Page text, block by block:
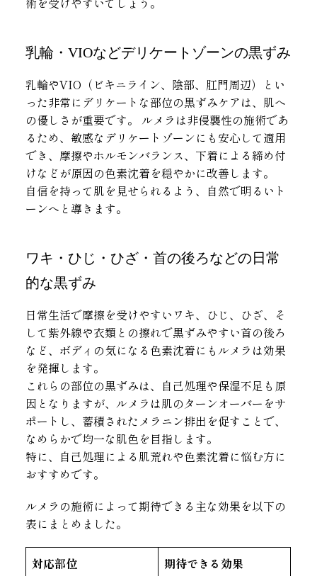
乳輪・VIOなどデリケートゾーンの黒ずみ
乳輪やVIO（ビキニライン、陰部、肛門周辺）とい
った非常にデリケートな部位の黒ずみケアは、肌へ
の優しさが重要です。 ルメラは非侵襲性の施術であ
るため、敏感なデリケートゾーンにも安心して適用
でき、摩擦やホルモンバランス、下着による締め付
けなどが原因の色素沈着を穏やかに改善します。
自信を持って肌を見せられるよう、自然で明るいト
ーンへと導きます。
ワキ・ひじ・ひざ・首の後ろなどの日常
的な黒ずみ
日常生活で摩擦を受けやすいワキ、ひじ、ひざ、そ
して紫外線や衣類との擦れで黒ずみやすい首の後ろ
など、ボディの気になる色素沈着にもルメラは効果
を発揮します。
これらの部位の黒ずみは、自己処理や保湿不足も原
因となりますが、ルメラは肌のターンオーバーをサ
ポートし、蓄積されたメラニン排出を促すことで、
なめらかで均一な肌色を目指します。
特に、自己処理による肌荒れや色素沈着に悩む方に
おすすめです。
ルメラの施術によって期待できる主な効果を以下の
表にまとめました。
対応部位
期待できる効果